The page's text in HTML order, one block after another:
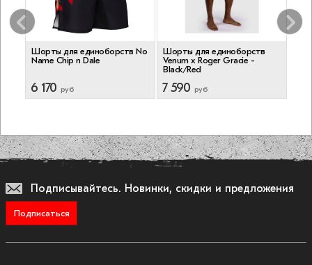
Шорты для единоборств No
Name Chip n Dale
6 170 руб
Шорты для единоборств
Venum x Roger Gracie -
Black/Red
7 590 руб
Подписывайтесь. Новинки, скидки и предложения
Подписаться